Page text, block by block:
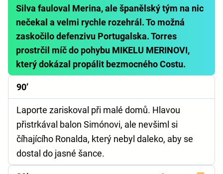
Silva fauloval Merina, ale španělský tým na nic
nečekal a velmi rychle rozehrál. To možná
zaskočilo defenzivu Portugalska. Torres
prostrčil míč do pohybu MIKELU MERINOVI,
který dokázal propálit bezmocného Costu.
90’
Laporte zariskoval při malé domů. Hlavou
přistrkával balon Simónovi, ale nevšiml si
číhajícího Ronalda, který nebyl daleko, aby se
dostal do jasné šance.